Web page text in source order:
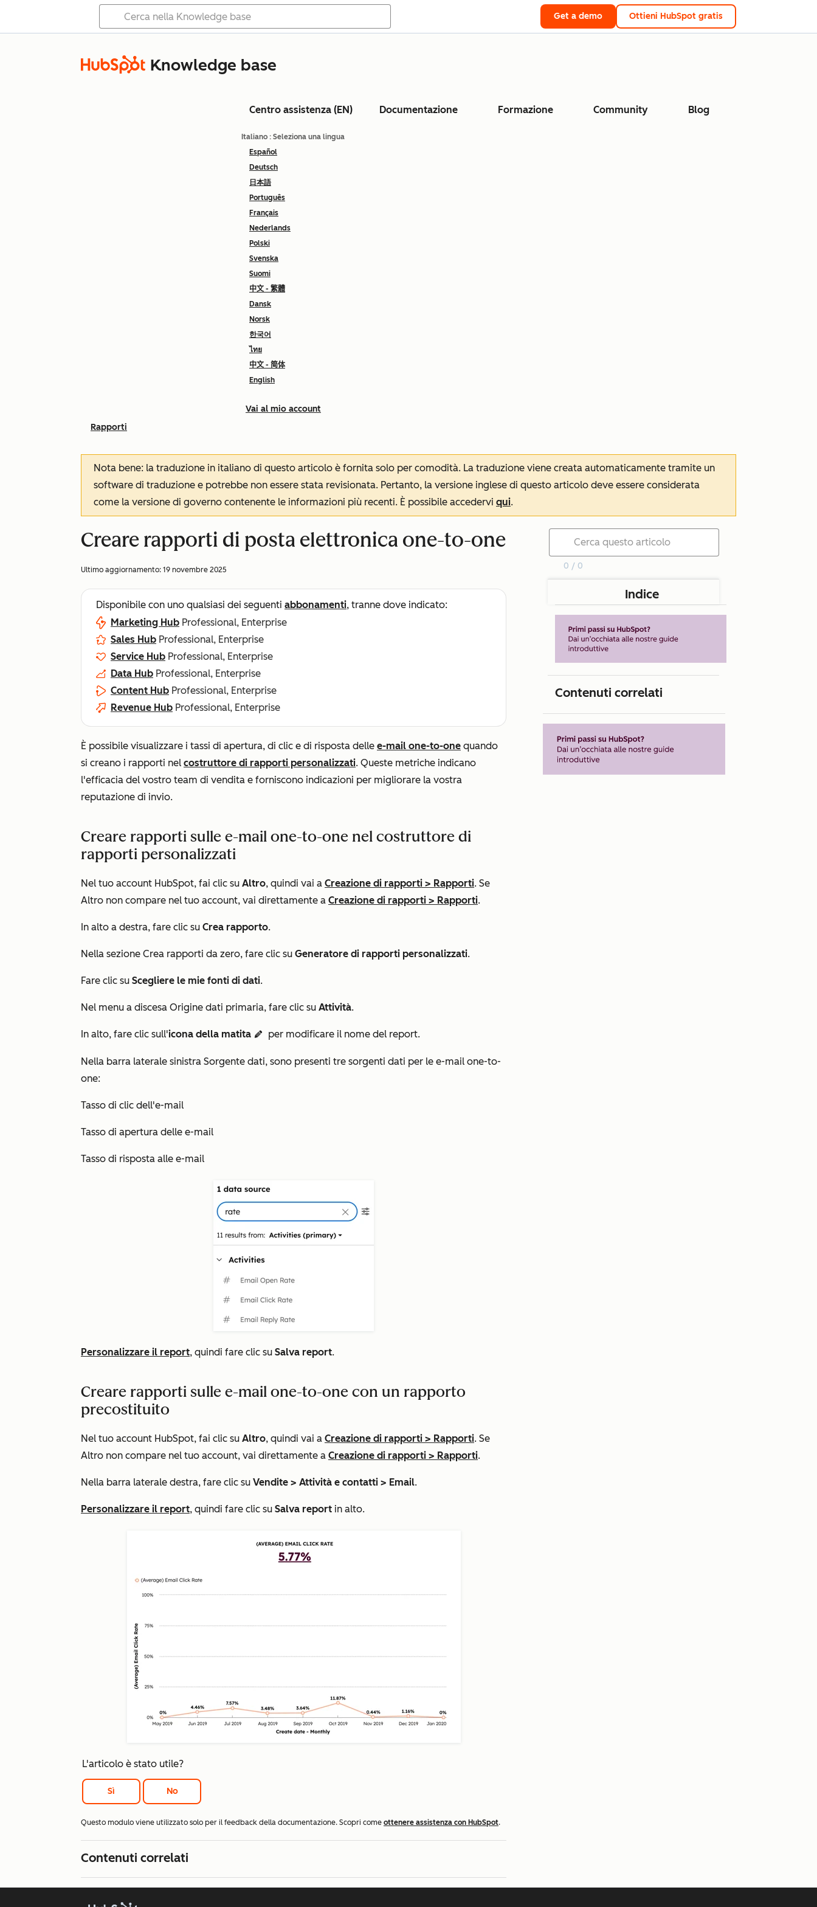
Get a demo Ottieni HubSpot gratis
Knowledge base
Centro assistenza (EN) Documentazione Formazione Community Blog
Italiano : Seleziona una lingua
Español
Deutsch
日本語
Português
Français
Nederlands
Polski
Svenska
Suomi
中文 - 繁體
Dansk
Norsk
한국어
ไทย
中文 - 简体
English
Vai al mio account
Rapporti
Nota bene: la traduzione in italiano di questo articolo è fornita solo per comodità. La traduzione viene creata automaticamente tramite un
software di traduzione e potrebbe non essere stata revisionata. Pertanto, la versione inglese di questo articolo deve essere considerata
come la versione di governo contenente le informazioni più recenti. È possibile accedervi qui.
Creare rapporti di posta elettronica one-to-one
Ultimo aggiornamento: 19 novembre 2025
Disponibile con uno qualsiasi dei seguenti abbonamenti, tranne dove indicato:
Marketing Hub Professional, Enterprise
Sales Hub Professional, Enterprise
Service Hub Professional, Enterprise
Data Hub Professional, Enterprise
Content Hub Professional, Enterprise
Revenue Hub Professional, Enterprise
È possibile visualizzare i tassi di apertura, di clic e di risposta delle e-mail one-to-one quando
si creano i rapporti nel costruttore di rapporti personalizzati. Queste metriche indicano
l'efficacia del vostro team di vendita e forniscono indicazioni per migliorare la vostra
reputazione di invio.
Creare rapporti sulle e-mail one-to-one nel costruttore di
rapporti personalizzati
Nel tuo account HubSpot, fai clic su Altro, quindi vai a Creazione di rapporti > Rapporti. Se
Altro non compare nel tuo account, vai direttamente a Creazione di rapporti > Rapporti.
In alto a destra, fare clic su Crea rapporto.
Nella sezione Crea rapporti da zero, fare clic su Generatore di rapporti personalizzati.
Fare clic su Scegliere le mie fonti di dati.
Nel menu a discesa Origine dati primaria, fare clic su Attività.
In alto, fare clic sull'icona della matita edit per modificare il nome del report.
Nella barra laterale sinistra Sorgente dati, sono presenti tre sorgenti dati per le e-mail one-to-
one:
Tasso di clic dell'e-mail
Tasso di apertura delle e-mail
Tasso di risposta alle e-mail
Personalizzare il report, quindi fare clic su Salva report.
Creare rapporti sulle e-mail one-to-one con un rapporto
precostituito
Nel tuo account HubSpot, fai clic su Altro, quindi vai a Creazione di rapporti > Rapporti. Se
Altro non compare nel tuo account, vai direttamente a Creazione di rapporti > Rapporti.
Nella barra laterale destra, fare clic su Vendite > Attività e contatti > Email.
Personalizzare il report, quindi fare clic su Salva report in alto.
L'articolo è stato utile?
Sì No
Questo modulo viene utilizzato solo per il feedback della documentazione. Scopri come ottenere assistenza con HubSpot.
Contenuti correlati
0 / 0
Indice
Contenuti correlati